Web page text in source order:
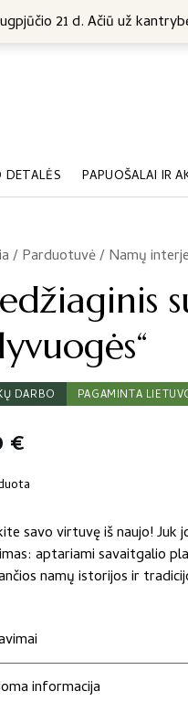
21 d. Ačiū už
DETALĖS PAPUOŠALAI IR
/Parduotuvė/Namų
/
DARBO PAGAMINTA
€
savo virtuvę iš naujo! Juk
aptariami savaitgalio
namų istorijos ir
informacija